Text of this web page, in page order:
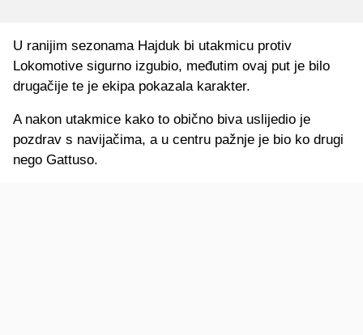
U ranijim sezonama Hajduk bi utakmicu protiv
Lokomotive sigurno izgubio, međutim ovaj put je bilo
drugačije te je ekipa pokazala karakter.
A nakon utakmice kako to obično biva uslijedio je
pozdrav s navijačima, a u centru pažnje je bio ko drugi
nego Gattuso.